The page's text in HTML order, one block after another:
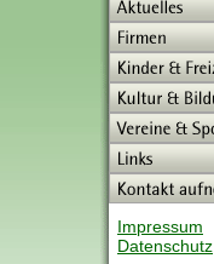
Impressum
Datenschutz